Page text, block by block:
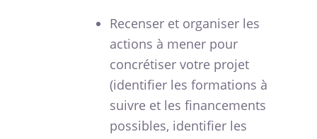
Recenser et organiser les
actions à mener pour
concrétiser votre projet
(identifier les formations à
suivre et les financements
possibles, identifier les